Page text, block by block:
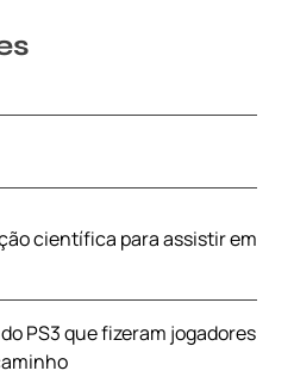
científica para assistir em
PS3 que fizeram jogadores